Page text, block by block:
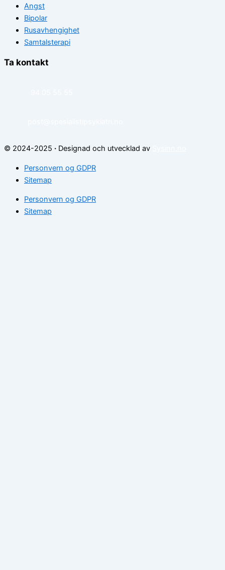
Angst
Bipolar
Rusavhengighet
Samtalsterapi
Ta kontakt
© 2024-2025 · Designad och utvecklad av
Personvern og GDPR
Sitemap
Personvern og GDPR
Sitemap